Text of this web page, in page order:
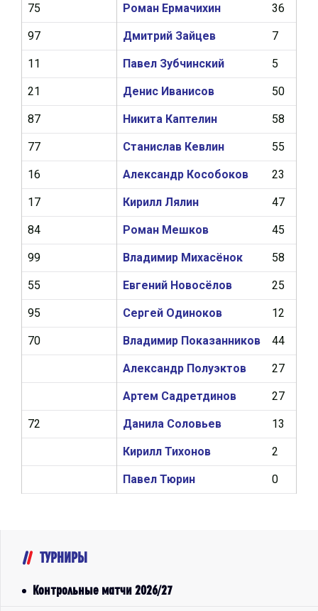
Роман Ермачихин 36
Дмитрий Зайцев 7
Павел Зубчинский 5
Денис Иванисов 50
Никита Каптелин 58
Станислав Кевлин 55
Александр Кособоков 23
Кирилл Лялин 47
Роман Мешков 45
Владимир Михасёнок 58
Евгений Новосёлов 25
Сергей Одиноков 12
Владимир Показанников 44
Александр Полуэктов 27
Артем Садретдинов 27
Данила Соловьев 13
Кирилл Тихонов 2
Павел Тюрин 0
75
97
11
21
87
77
16
17
84
99
55
95
70
72
ТУРНИРЫ
Контрольные матчи 2026/27